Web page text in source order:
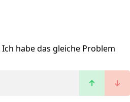
Ich habe das gleiche Problem